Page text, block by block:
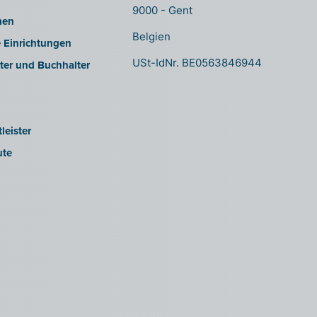
und Buchhalter
9000 - Gent
Belgien
USt-IdNr. BE0563846944